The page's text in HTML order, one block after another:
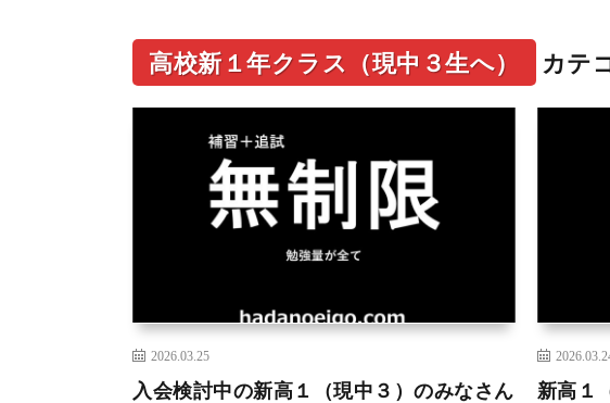
高校新１年クラス（現中３生へ） カテ
2026.03.25
入会検討中の新高１（現中３）のみなさん
新高１